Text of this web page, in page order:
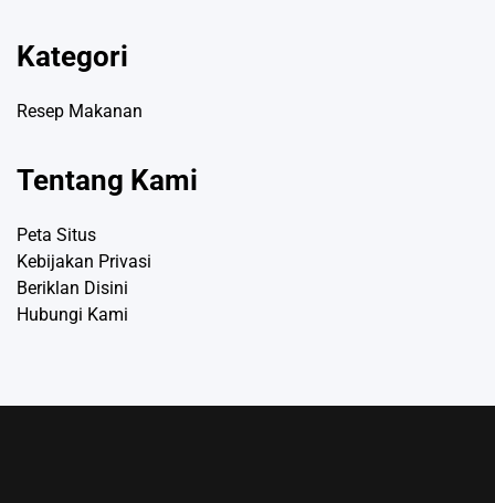
Kategori
Resep Makanan
Tentang Kami
Peta Situs
Kebijakan Privasi
Beriklan Disini
Hubungi Kami